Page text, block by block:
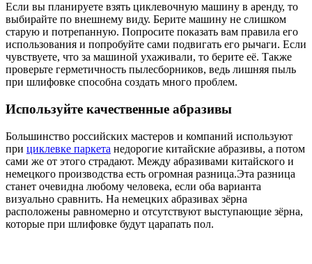
Если вы планируете взять циклевочную машину в аренду, то
выбирайте по внешнему виду. Берите машину не слишком
старую и потрепанную. Попросите показать вам правила его
использования и попробуйте сами подвигать его рычаги. Если
чувствуете, что за машиной ухаживали, то берите её. Также
проверьте герметичность пылесборников, ведь лишняя пыль
при шлифовке способна создать много проблем.
Используйте качественные абразивы
Большинство российских мастеров и компаний используют
при циклевке паркета недорогие китайские абразивы, а потом
сами же от этого страдают. Между абразивами китайского и
немецкого производства есть огромная разница.Эта разница
станет очевидна любому человека, если оба варианта
визуально сравнить. На немецких абразивах зёрна
расположены равномерно и отсутствуют выступающие зёрна,
которые при шлифовке будут царапать пол.